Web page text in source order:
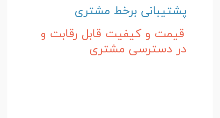
پشتیبانی برخط مشتری
قیمت و کیفیت قابل رقابت و
در دسترسی مشتری